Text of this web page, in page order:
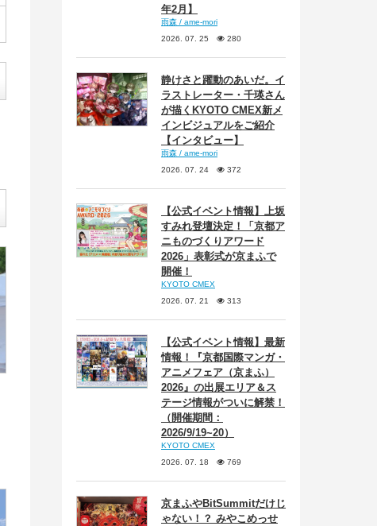
年2月】
雨森 / ame-mori
2026. 07. 25
280
静けさと躍動のあいだ。イ
ラストレーター・千瑛さん
が描くKYOTO CMEX新メ
インビジュアルをご紹介
【インタビュー】
雨森 / ame-mori
2026. 07. 24
372
【公式イベント情報】上坂
すみれ登壇決定！「京都ア
ニものづくりアワード
2026」表彰式が京まふで
開催！
KYOTO CMEX
2026. 07. 21
313
【公式イベント情報】最新
情報！『京都国際マンガ・
アニメフェア（京まふ）
2026』の出展エリア＆ス
テージ情報がついに解禁！
（開催期間：
2026/9/19~20）
KYOTO CMEX
2026. 07. 18
769
京まふやBitSummitだけじ
ゃない！？ みやこめっせ